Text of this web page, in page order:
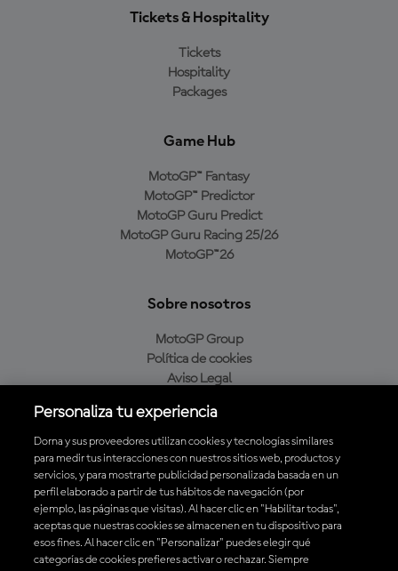
Tickets & Hospitality
Tickets
Hospitality
Packages
Game Hub
MotoGP™ Fantasy
MotoGP™ Predictor
MotoGP Guru Predict
MotoGP Guru Racing 25/26
MotoGP™26
Sobre nosotros
MotoGP Group
Política de cookies
Aviso Legal
Política de compra
Descarga la aplicación oficial de MotoGP™
Personaliza tu experiencia
Dorna y sus proveedores utilizan cookies y tecnologías similares
para medir tus interacciones con nuestros sitios web, productos y
servicios, y para mostrarte publicidad personalizada basada en un
perfil elaborado a partir de tus hábitos de navegación (por
ejemplo, las páginas que visitas). Al hacer clic en "Habilitar todas",
aceptas que nuestras cookies se almacenen en tu dispositivo para
esos fines. Al hacer clic en "Personalizar" puedes elegir qué
categorías de cookies prefieres activar o rechazar. Siempre